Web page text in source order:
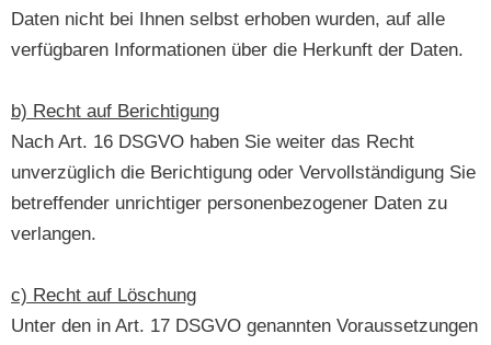
Daten nicht bei Ihnen selbst erhoben wurden, auf alle
verfügbaren Informationen über die Herkunft der Daten.
b) Recht auf Berichtigung
Nach Art. 16 DSGVO haben Sie weiter das Recht
unverzüglich die Berichtigung oder Vervollständigung Sie
betreffender unrichtiger personenbezogener Daten zu
verlangen.
c) Recht auf Löschung
Unter den in Art. 17 DSGVO genannten Voraussetzungen